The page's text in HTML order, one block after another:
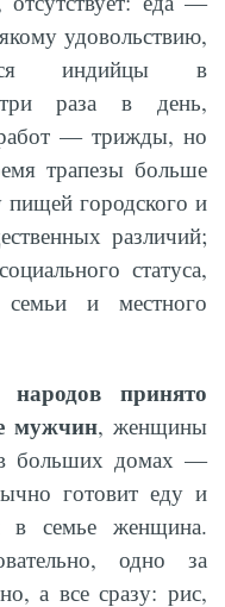
удовольствию,
индийцы в
три раза в день,
работ — трижды, но
трапезы больше
городского и
различий;
статуса,
семьи и местного
принято
мужчин, женщины
больших домах —
готовит еду и
в семье женщина.
одно за
а все сразу: рис,